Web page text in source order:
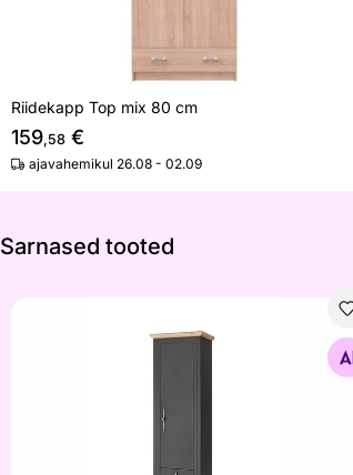
Riidekapp Top mix 80 cm
159,58 €
ajavahemikul 26.08 - 02.09
Sarnased tooted